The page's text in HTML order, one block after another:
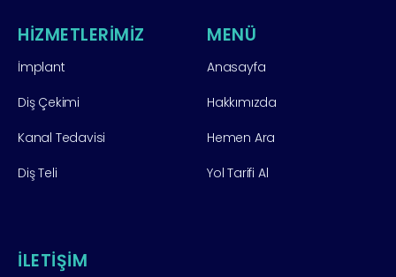
HİZMETLERİMİZ
İmplant
Diş Çekimi
Kanal Tedavisi
Diş Teli
MENÜ
Anasayfa
Hakkımızda
Hemen Ara
Yol Tarifi Al
İLETİŞİM